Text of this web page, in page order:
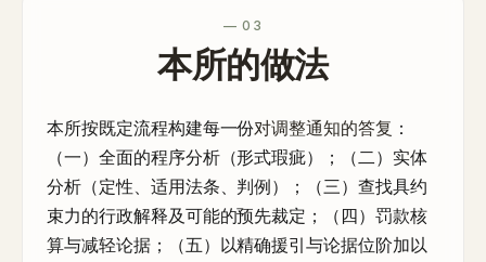
— 03
本所的做法
本所按既定流程构建每一份对调整通知的答复 ：
（一）全面的程序分析（形式瑕疵）；（二）实体
分析（定性、适用法条、判例）；（三）查找具约
束力的行政解释及可能的预先裁定；（四）罚款核
算与减轻论据；（五）以精确援引与论据位阶加以